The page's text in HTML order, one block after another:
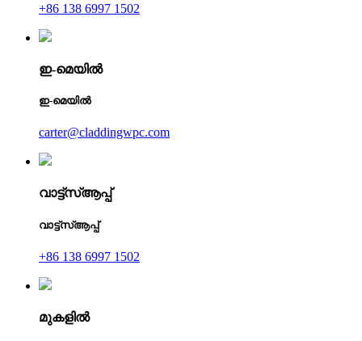
+86 138 6997 1502
ഇ-മെയിൽ
ഇ-മെയിൽ
carter@claddingwpc.com
വാട്ട്‌സ്ആപ്പ്
വാട്ട്‌സ്ആപ്പ്
+86 138 6997 1502
മുകളിൽ